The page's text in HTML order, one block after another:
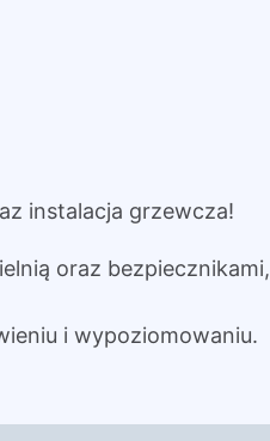
instalacja grzewcza!
oraz bezpiecznikami,
i wypoziomowaniu.